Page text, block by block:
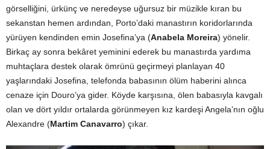
görselliğini, ürkünç ve neredeyse uğursuz bir müzikle kıran bu
sekanstan hemen ardından, Porto’daki manastırın koridorlarında
yürüyen kendinden emin Josefina’ya (Anabela Moreira) yönelir.
Birkaç ay sonra bekâret yeminini ederek bu manastırda yardıma
muhtaçlara destek olarak ömrünü geçirmeyi planlayan 40
yaşlarındaki Josefina, telefonda babasının ölüm haberini alınca
cenaze için Douro’ya gider. Köyde karşısına, ölen babasıyla kavgalı
olan ve dört yıldır ortalarda görünmeyen kız kardeşi Angela’nın oğlu
Alexandre (Martim Canavarro) çıkar.